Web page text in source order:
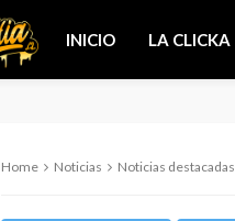
INICIO LA CLICKA
Home Noticias Noticias destacadas